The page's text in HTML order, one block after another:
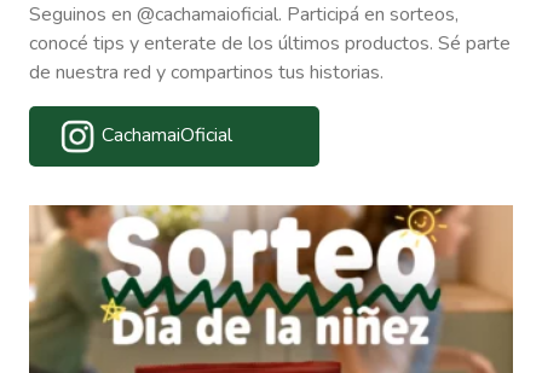
Seguinos en @cachamaioficial. Participá en sorteos,
conocé tips y enterate de los últimos productos. Sé parte
de nuestra red y compartinos tus historias.
CachamaiOficial